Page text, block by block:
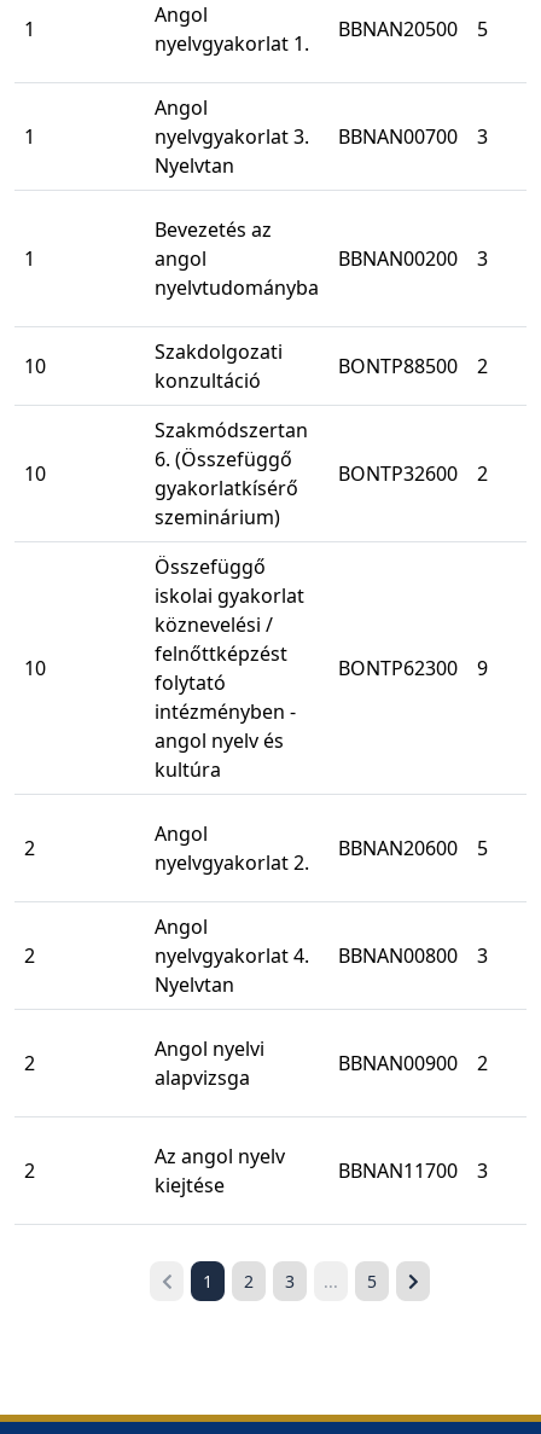
1
Angol
nyelvgyakorlat 1.
BBNAN20500 5
1
Angol
nyelvgyakorlat 3.
Nyelvtan
BBNAN00700 3
1
Bevezetés az
angol
nyelvtudományba
BBNAN00200 3
10
Szakdolgozati
konzultáció
BONTP88500 2
10
Szakmódszertan
6. (Összefüggő
gyakorlatkísérő
szeminárium)
BONTP32600 2
10
Összefüggő
iskolai gyakorlat
köznevelési /
felnőttképzést
folytató
intézményben -
angol nyelv és
kultúra
BONTP62300 9
2
Angol
nyelvgyakorlat 2.
BBNAN20600 5
2
Angol
nyelvgyakorlat 4.
Nyelvtan
BBNAN00800 3
2
Angol nyelvi
alapvizsga
BBNAN00900 2
2
Az angol nyelv
kiejtése
BBNAN11700 3
1 2 3 ... 5